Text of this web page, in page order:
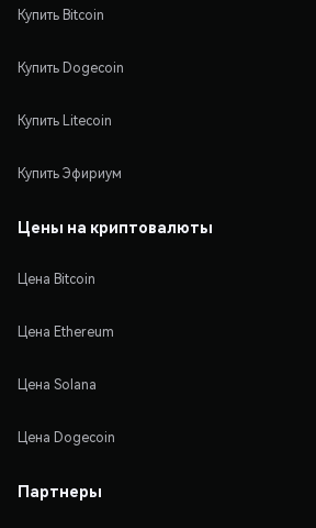
Купить Bitcoin
Купить Dogecoin
Купить Litecoin
Купить Эфириум
Цены на криптовалюты
Цена Bitcoin
Цена Ethereum
Цена Solana
Цена Dogecoin
Партнеры